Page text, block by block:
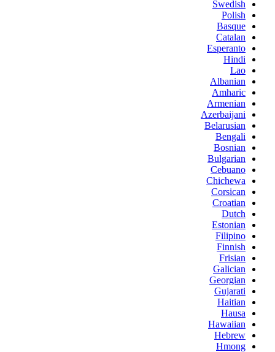
Swedish
Polish
Basque
Catalan
Esperanto
Hindi
Lao
Albanian
Amharic
Armenian
Azerbaijani
Belarusian
Bengali
Bosnian
Bulgarian
Cebuano
Chichewa
Corsican
Croatian
Dutch
Estonian
Filipino
Finnish
Frisian
Galician
Georgian
Gujarati
Haitian
Hausa
Hawaiian
Hebrew
Hmong